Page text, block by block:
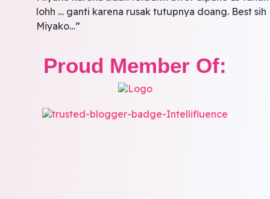
lohh … ganti karena rusak tutupnya doang. Best sih
Miyako…”
Proud Member Of: